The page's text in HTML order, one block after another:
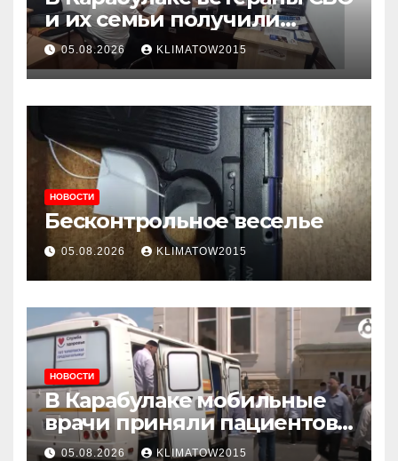
и их семьи получили
консультации в ходе
приема граждан
05.08.2026 KLIMATOW2015
НОВОСТИ
Бесконтрольное веселье
05.08.2026 KLIMATOW2015
НОВОСТИ
В Карабулаке мобильные
врачи приняли пациентов
у стен мечети
05.08.2026 KLIMATOW2015